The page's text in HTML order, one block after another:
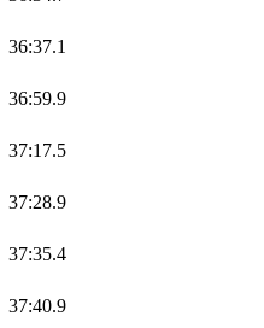
36:37.1
36:59.9
37:17.5
37:28.9
37:35.4
37:40.9